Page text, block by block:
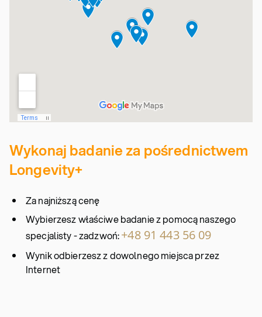
Wykonaj badanie za pośrednictwem
Longevity+
Za najniższą cenę
Wybierzesz właściwe badanie z pomocą naszego
specjalisty - zadzwoń:+48 91 443 56 09
Wynik odbierzesz z dowolnego miejsca przez
Internet